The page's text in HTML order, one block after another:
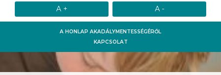
A HONLAP AKADÁLYMENTESSÉGÉRŐL
KAPCSOLAT